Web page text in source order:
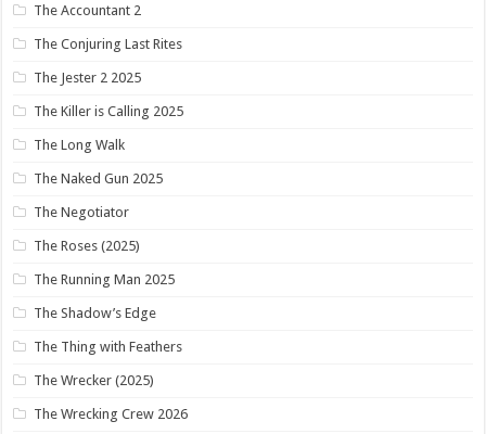
The Accountant 2
The Conjuring Last Rites
The Jester 2 2025
The Killer is Calling 2025
The Long Walk
The Naked Gun 2025
The Negotiator
The Roses (2025)
The Running Man 2025
The Shadow’s Edge
The Thing with Feathers
The Wrecker (2025)
The Wrecking Crew 2026